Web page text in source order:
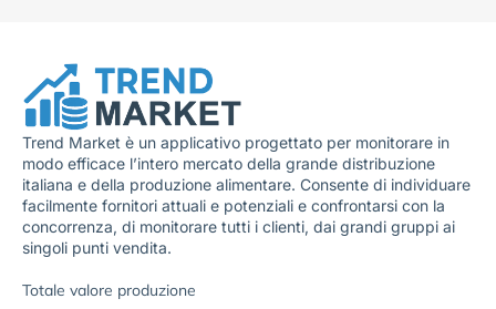
Trend Market è un applicativo progettato per monitorare in
modo efficace l’intero mercato della grande distribuzione
italiana e della produzione alimentare. Consente di individuare
facilmente fornitori attuali e potenziali e confrontarsi con la
concorrenza, di monitorare tutti i clienti, dai grandi gruppi ai
singoli punti vendita.
Totale valore produzione